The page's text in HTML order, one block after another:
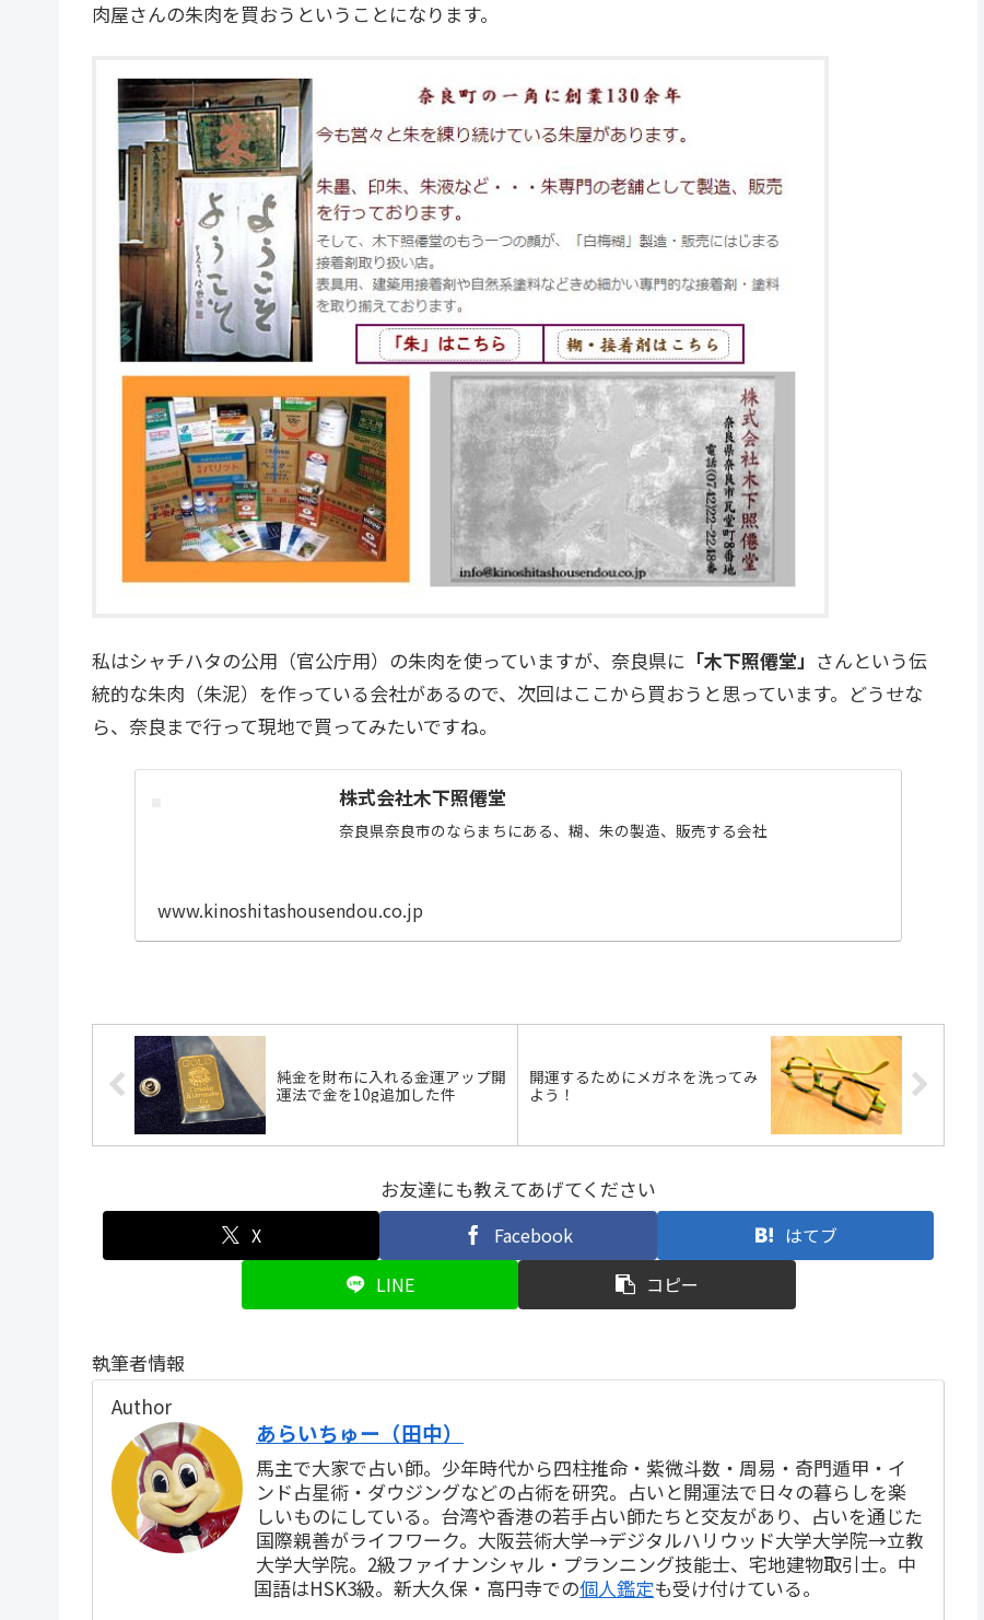
肉屋さんの朱肉を買おうということになります。
私はシャチハタの公用（官公庁用）の朱肉を使っていますが、奈良県に 「木下照僊堂」 さんという伝
統的な朱肉（朱泥）を作っている会社があるので、次回はここから買おうと思っています。どうせな
ら、奈良まで行って現地で買ってみたいですね。
株式会社木下照僊堂
奈良県奈良市のならまちにある、糊、朱の製造、販売する会社
www.kinoshitashousendou.co.jp
純金を財布に入れる金運アップ開
運法で金を10g追加した件
開運するためにメガネを洗ってみ
よう！
お友達にも教えてあげてください
X Facebook
はてブ
LINE
コピー
執筆者情報
Author
あらいちゅー（田中）
馬主で大家で占い師。少年時代から四柱推命・紫微斗数・周易・奇門遁甲・イ
ンド占星術・ダウジングなどの占術を研究。占いと開運法で日々の暮らしを楽
しいものにしている。台湾や香港の若手占い師たちと交友があり、占いを通じた
国際親善がライフワーク。大阪芸術大学→デジタルハリウッド大学大学院→立教
大学大学院。2級ファイナンシャル・プランニング技能士、宅地建物取引士。中
国語はHSK3級。新大久保・高円寺での個人鑑定も受け付けている。